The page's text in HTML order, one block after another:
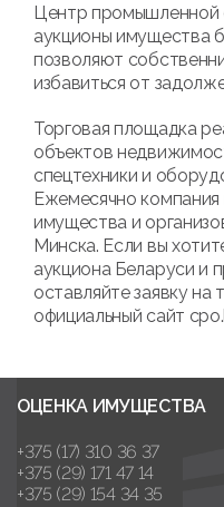
Центр промышленной
аукционы имущества
позволяют
избавиться от
Торговая площадка
объектов
спецтехники и
Ежемесячно
имущества и
Минска. Если вы
аукциона Беларуси и
оставляйте заявку на
официальный сайт
ОЦЕНКА ИМУЩЕСТВА
+375 (17) 310 36 37
+375 (29) 171 47 14
+375 (29) 154 34 35